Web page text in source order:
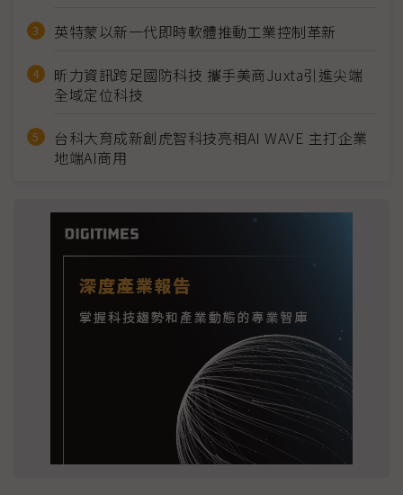
英特蒙以新一代即時軟體推動工業控制革新
昕力資訊跨足國防科技 攜手美商Juxta引進尖端
全域定位科技
台科大育成新創虎智科技亮相AI WAVE 主打企業
地端AI商用